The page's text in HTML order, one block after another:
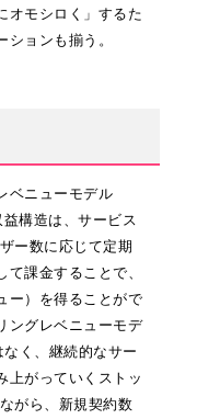
オモシロく」するた
ョンも揃う。
ベニューモデル
構造は、サービス
ー数に応じて定期
課金することで、
ー）を得ることがで
ングレベニューモデ
く、継続的なサー
上がっていくストッ
がら、新規契約数